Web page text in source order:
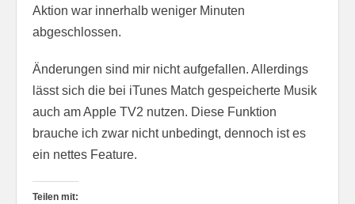
Aktion war innerhalb weniger Minuten
abgeschlossen.
Änderungen sind mir nicht aufgefallen. Allerdings
lässt sich die bei iTunes Match gespeicherte Musik
auch am Apple TV2 nutzen. Diese Funktion
brauche ich zwar nicht unbedingt, dennoch ist es
ein nettes Feature.
Teilen mit: